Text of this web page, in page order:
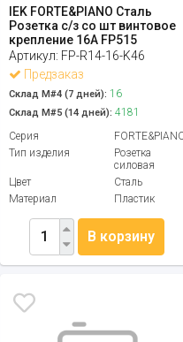
IEK FORTE&PIANO Сталь
Розетка с/з со шт винтовое
крепление 16А FP515
Артикул: FP-R14-16-K46
Предзаказ
Склад М#4 (7 дней): 16
Склад М#5 (14 дней): 4181
Серия
Тип изделия
Розетка
силовая
Цвет
Сталь
Материал
Пластик
В корзину